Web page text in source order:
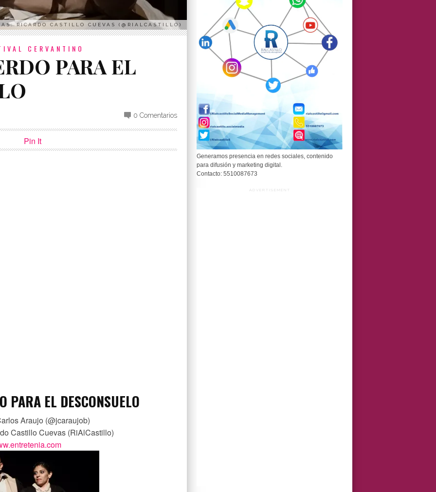
RICARDO CASTILLO CUEVAS (@RIALCASTILLO)
CERVANTINO
PARA EL
0 Comentarios
Pin It
PARA EL DESCONSUELO
Araujo (@jcaraujob)
Castillo Cuevas (RiAlCastillo)
Generamos presencia en redes sociales, contenido
para difusión y marketing digital.
Contacto: 5510087673
ADVERTISEMENT